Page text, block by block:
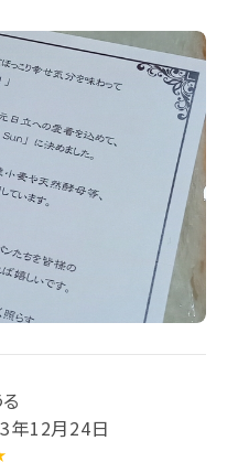
年12月24日